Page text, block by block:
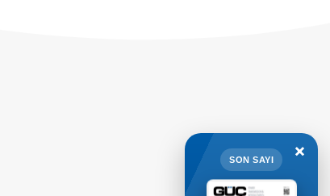
×
SON SAYI